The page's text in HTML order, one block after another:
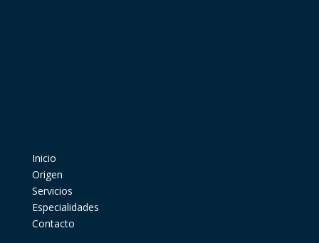
Inicio
Origen
Servicios
Especialidades
Contacto